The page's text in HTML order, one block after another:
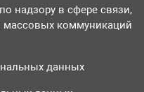
надзору в сфере связи,
коммуникаций
данных